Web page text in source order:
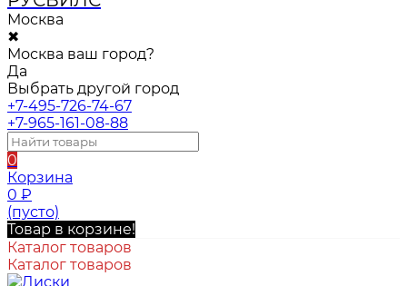
Москва
✖
Москва ваш город?
Да
Выбрать другой город
+7-495-726-74-67
+7-965-161-08-88
0
Корзина
0 ₽
(пусто)
Товар в корзине!
Каталог товаров
Каталог товаров